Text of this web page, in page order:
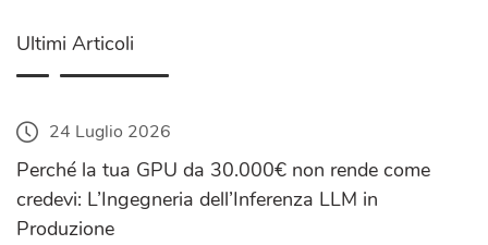
Ultimi Articoli
24 Luglio 2026
Perché la tua GPU da 30.000€ non rende come
credevi: L’Ingegneria dell’Inferenza LLM in
Produzione